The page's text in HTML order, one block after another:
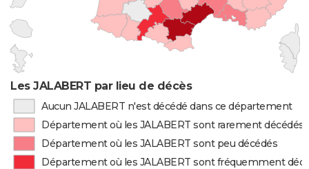
Les JALABERT par lieu de décès
Aucun JALABERT n'est décédé dans ce département
Département où les JALABERT sont rarement décédés
Département où les JALABERT sont peu décédés
Département où les JALABERT sont fréquemment